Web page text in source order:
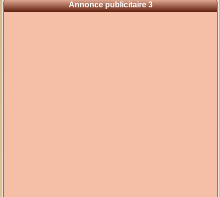
Annonce publicitaire 3